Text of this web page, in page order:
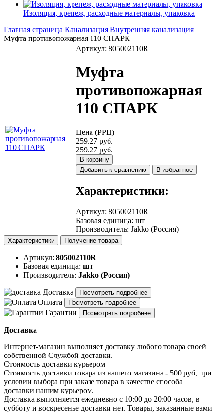
Изоляция, крепеж, расходные материалы, упаковка
Главная страница Канализация Внутренняя канализация
Муфта противопожарная 110 СПАРК
Артикул: 805002110R
Муфта
противопожарная
110 СПАРК
Цена (РРЦ)
259.27 руб.
259.27 руб.
В корзину
Добавить к сравнению
В избранное
Характеристики:
Артикул: 805002110R
Базовая единица: шт
Производитель: Jakko (Россия)
Характеристики Получение товара
Артикул: 805002110R
Базовая единица: шт
Производитель: Jakko (Россия)
Доставка Посмотреть подробнее
Оплата Посмотреть подробнее
Гарантии Посмотреть подробнее
Доставка
Интернет-магазин выполняет доставку любого товара своей
собственной Службой доставки.
Стоимость доставки курьером
Стоимость доставки товара из нашего магазина - 500 руб, при
условии выбора при заказе товара в качестве способа
доставки нашим курьером.
Доставка выполняется ежедневно с 10:00 до 20:00 часов, в
субботу и воскресенье доставки нет. Товары, заказанные вами